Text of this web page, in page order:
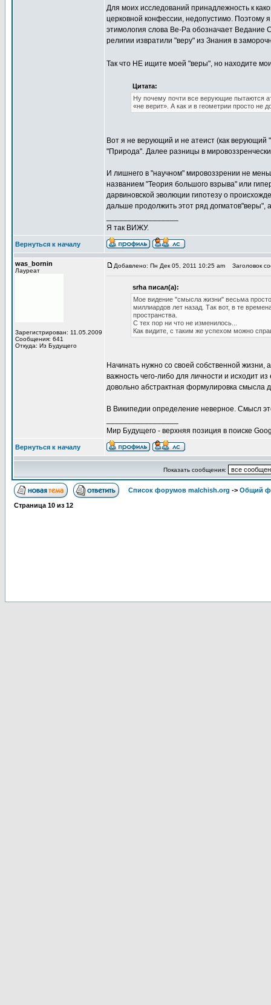
Для моих исследований принадлежность к
церковной конфессии, недопустимо. Поэтому
этимология слова Ве-Ра обозначает Ведание
религии извратили "веру" из Знания в
Так что НЕ ищите моей "веры", но находите
Цитата:
Ну почему почти все верующие пытаются
«не верит». А как и в геометрии просто не
Вот я не верующий и не атеист (как верующий
"Природа". Далее разницы в
И лишнего в "научном" мировоззрении не
названием "Теория большого взрыва" или
дарвиновской эволюции гипотезу о
дальше продолжить этот ряд догматов"веры",
Я так ВИЖУ.
Вернуться к началу
was_bornin
Лауреат
Зарегистрирован: 11.05.2009
Сообщения: 641
Откуда: Из Будущего
Добавлено: Пн Дек 05, 2011 10:25 am Заголовок
srha писал(а):
Мое видение "смысла жизни" весьма
миллиардов лет назад. Так вот, в те
пространства.
С тех пор ни что не изменилось...
Как видите, с таким же успехом можно
Начинать нужно со своей собственной
важность чего-либо для личности и исходит
довольно абстрактная формулировка смысла
В Википедии определение неверное. Смысл
Мир Будущего - верхняя позиция в поиске
Вернуться к началу
Показать сообщения:
Список форумов malchish.org -> Общий
Страница 10 из 12